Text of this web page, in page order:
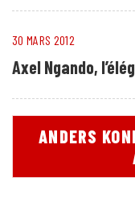
30 MARS 2012
Axel Ngando,
ANDERS